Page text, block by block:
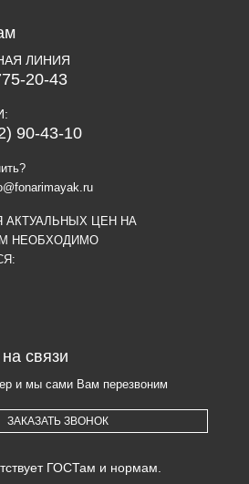
ЛИНИЯ
20-43
90-43-10
АКТУАЛЬНЫХ ЦЕН НА
НЕОБХОДИМО
связи
и мы сами Вам перезвоним
ЗАКАЗАТЬ ЗВОНОК
ГОСТам и нормам.